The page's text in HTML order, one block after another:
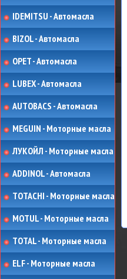
IDEMITSU - Автомасла
BIZOL - Автомасла
OPET - Автомасла
LUBEX - Автомасла
AUTOBACS - Автомасла
MEGUIN - Моторные масла
ЛУКОЙЛ - Моторные масла
ADDINOL - Автомасла
TOTACHI - Моторные масла
MOTUL - Моторные масла
TOTAL - Моторные масла
ELF - Моторные масла